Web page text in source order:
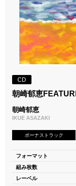
CD
朝崎郁恵
朝崎郁恵
IKUE ASAZAKI
ボーナストラック
フォーマット
組み枚数
レーベル